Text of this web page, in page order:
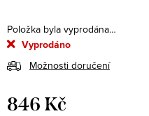
Položka byla vyprodána…
Vyprodáno
Možnosti doručení
846 Kč